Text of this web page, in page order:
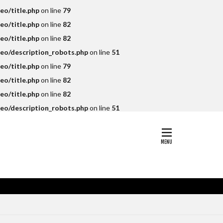
title.phpon line 79
title.phpon line 82
title.phpon line 82
description_robots.phpon line 51
title.phpon line 79
title.phpon line 82
title.phpon line 82
description_robots.phpon line 51